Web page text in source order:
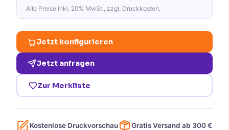
Alle Preise inkl. 20% MwSt., zzgl. Druckkosten.
Jetzt konfigurieren
Jetzt anfragen
Zur Merkliste
Kostenlose Druckvorschau Gratis Versand ab 300€